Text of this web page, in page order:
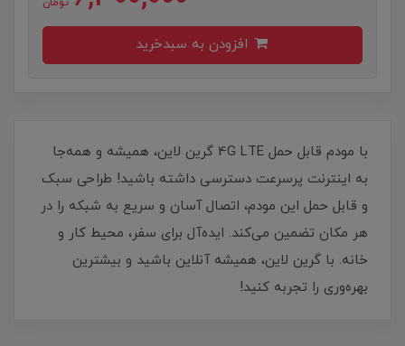
تومان
با مودم قابل حمل 4G LTE گرین لاین، همیشه و همه‌جا
به اینترنت پرسرعت دسترسی داشته باشید! طراحی سبک
و قابل حمل این مودم، اتصال آسان و سریع به شبکه را در
هر مکان تضمین می‌کند. ایده‌آل برای سفر، محیط کار و
خانه. با گرین لاین، همیشه آنلاین باشید و بیشترین
بهره‌وری را تجربه کنید!